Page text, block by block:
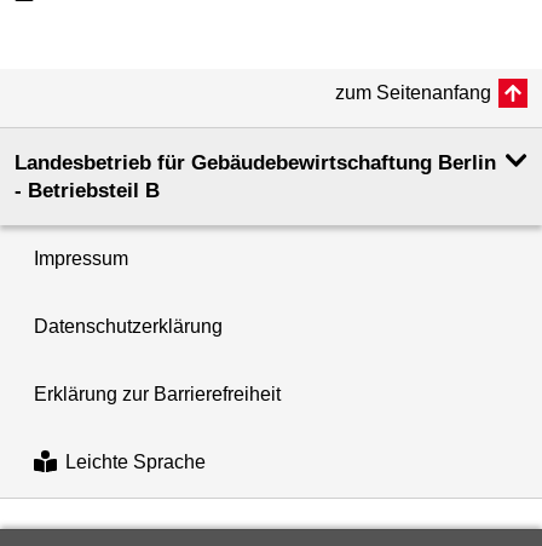
zum Seitenanfang
Landesbetrieb für Gebäudebewirtschaftung Berlin
- Betriebsteil B
Impressum
Datenschutzerklärung
Erklärung zur Barrierefreiheit
Leichte Sprache